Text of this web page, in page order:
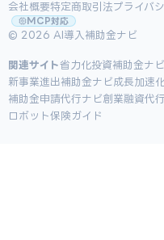
会社概要特定商取引法プライバ
MCP対応
© 2026 AI導入補助金ナビ
関連サイト省力化投資補助金ナビ
新事業進出補助金ナビ成長加速
補助金申請代行ナビ創業融資代
ロボット保険ガイド